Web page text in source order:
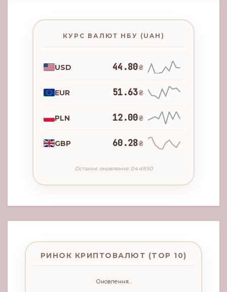
КУРС ВАЛЮТ НБУ (UAH)
USD 44.80₴
EUR 51.63₴
PLN 12.00₴
GBP 60.28₴
Останнє оновлення: 04:49:50
РИНОК КРИПТОВАЛЮТ (TOP 10)
Оновлення...